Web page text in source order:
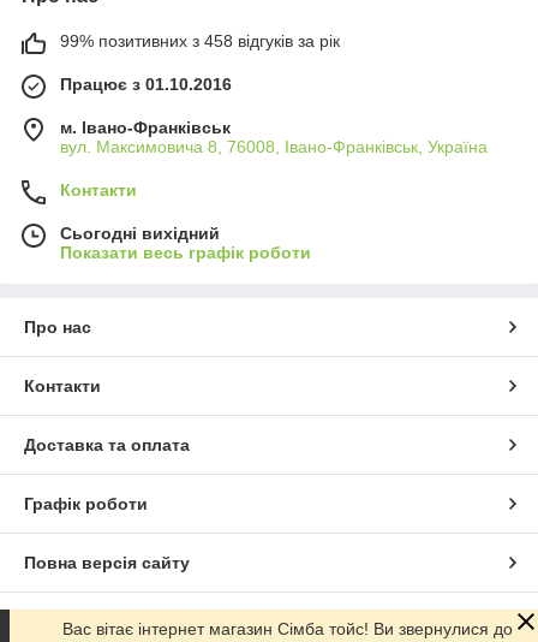
99% позитивних з 458 відгуків за рік
Працює з 01.10.2016
м. Івано-Франківськ
вул. Максимовича 8, 76008, Івано-Франківськ, Україна
Контакти
Сьогодні вихідний
Показати весь графік роботи
Про нас
Контакти
Доставка та оплата
Графік роботи
Повна версія сайту
Сайт створено на маркетплейсі Prom.ua
Вас вітає інтернет магазин Сімба тойс! Ви звернулися до